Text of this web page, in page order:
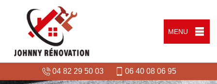
MENU
04 82 29 50 03 06 40 08 06 95